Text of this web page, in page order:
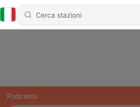
Podcasts